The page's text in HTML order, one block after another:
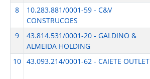
8
10.283.881/0001-59 - C&V
CONSTRUCOES
9
43.814.531/0001-20 - GALDINO &
ALMEIDA HOLDING
10 43.093.214/0001-62 - CAIETE OUTLET